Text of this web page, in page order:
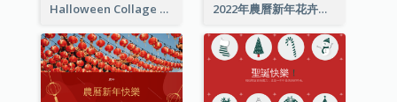
Halloween Collage Greeting Card 2022年農曆新年花卉照片賀卡